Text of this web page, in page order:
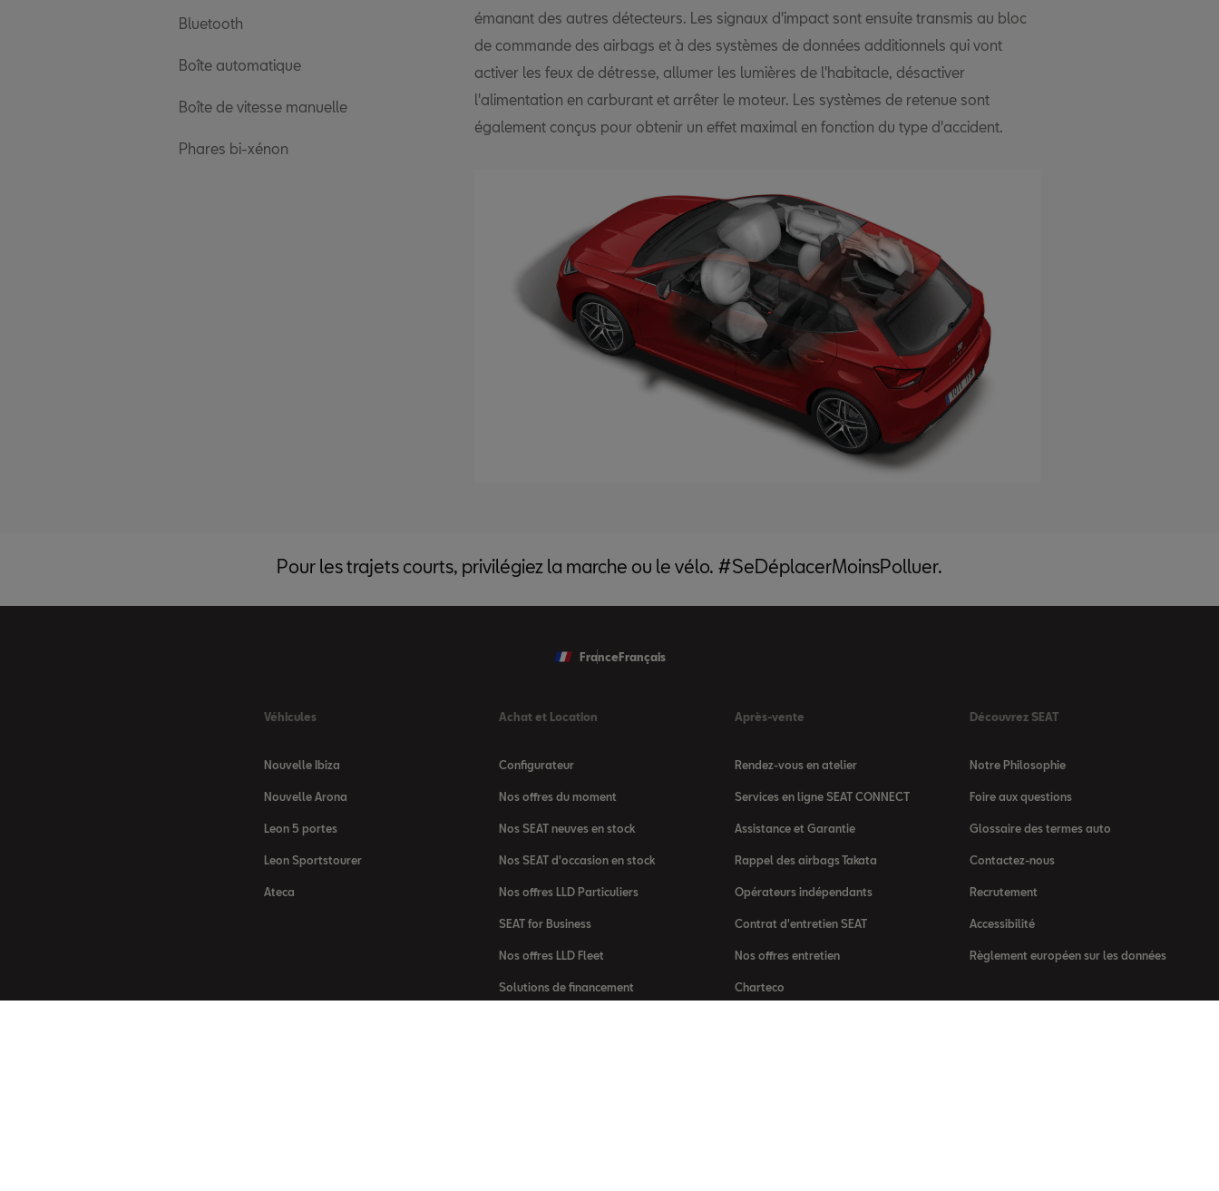
Bluetooth
Boîte automatique
Boîte de vitesse manuelle
Phares bi-xénon
émanant des autres détecteurs. Les signaux d'impact sont ensuite transmis au bloc
de commande des airbags et à des systèmes de données additionnels qui vont
activer les feux de détresse, allumer les lumières de l'habitacle, désactiver
l'alimentation en carburant et arrêter le moteur. Les systèmes de retenue sont
également conçus pour obtenir un effet maximal en fonction du type d'accident.
Pour les trajets courts, privilégiez la marche ou le vélo. #SeDéplacerMoinsPolluer.
France Français
Véhicules
Nouvelle Ibiza
Nouvelle Arona
Leon 5 portes
Leon Sportstourer
Ateca
Achat et Location
Configurateur
Nos offres du moment
Nos SEAT neuves en stock
Nos SEAT d'occasion en stock
Nos offres LLD Particuliers
SEAT for Business
Nos offres LLD Fleet
Solutions de financement
Après-vente
Rendez-vous en atelier
Services en ligne SEAT CONNECT
Assistance et Garantie
Rappel des airbags Takata
Opérateurs indépendants
Contrat d'entretien SEAT
Nos offres entretien
Charteco
Découvrez SEAT
Notre Philosophie
Foire aux questions
Glossaire des termes auto
Contactez-nous
Recrutement
Accessibilité
Règlement européen sur les données